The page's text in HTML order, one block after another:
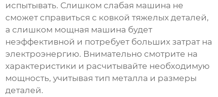
испытывать. Слишком слабая машина не
сможет справиться с ковкой тяжелых деталей,
а слишком мощная машина будет
неэффективной и потребует больших затрат на
электроэнергию. Внимательно смотрите на
характеристики и расчитывайте необходимую
мощность, учитывая тип металла и размеры
деталей.